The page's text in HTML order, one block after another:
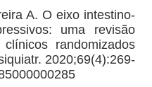
A. O eixo intestino-
uma revisão
randomizados
2020;69(4):269-